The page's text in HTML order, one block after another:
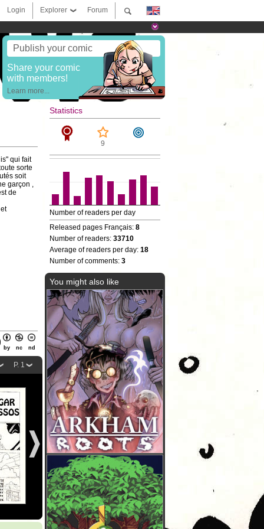
Forum
Explorer
Login
Publish your comic
Share your comic
with members!
Learn more...
qui fait
sorte
soit
garçon ,
de
by nc nd
P. 1
Statistics
9
Number of readers per day
Released pages Français: 8
Number of readers: 33710
Average of readers per day: 18
Number of comments: 3
You might also like